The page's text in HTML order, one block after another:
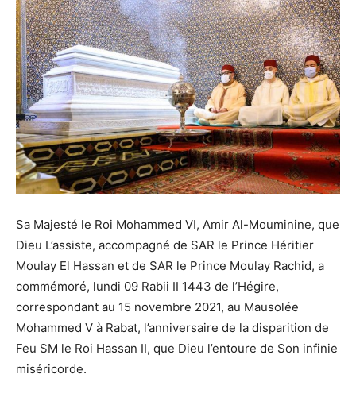
Sa Majesté le Roi Mohammed VI, Amir Al-Mouminine, que
Dieu L’assiste, accompagné de SAR le Prince Héritier
Moulay El Hassan et de SAR le Prince Moulay Rachid, a
commémoré, lundi 09 Rabii II 1443 de l’Hégire,
correspondant au 15 novembre 2021, au Mausolée
Mohammed V à Rabat, l’anniversaire de la disparition de
Feu SM le Roi Hassan II, que Dieu l’entoure de Son infinie
miséricorde.